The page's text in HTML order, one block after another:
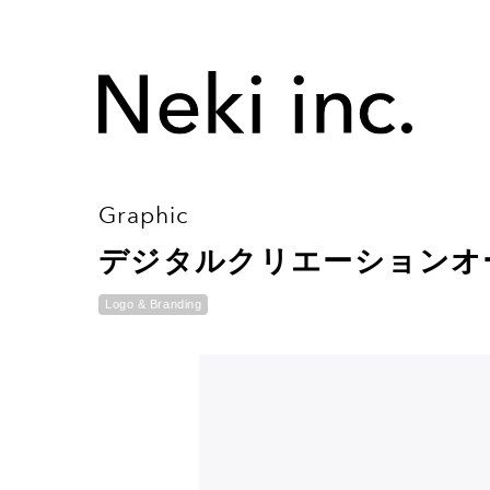
Graphic
デジタルクリエーション
Logo & Branding